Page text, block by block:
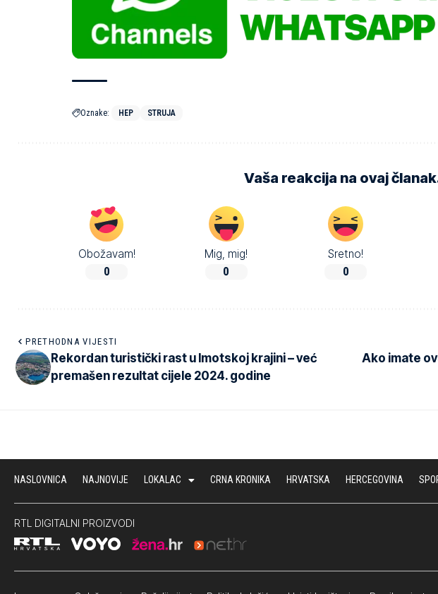
Oznake: HEP STRUJA
Vaša reakcija na ovaj
Obožavam!
0
Mig, mig!
0
Sretno!
0
PRETHODNA VIJESTI
Rekordan turistički rast u Imotskoj krajini – već
premašen rezultat cijele 2024. godine
Ako imate
NASLOVNICA NAJNOVIJE LOKALAC CRNA KRONIKA HRVATSKA HERCEGOVINA
RTL DIGITALNI PROIZVODI